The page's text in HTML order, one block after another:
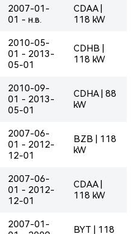
2007-01-
01 - н.в.
CDAA |
118 kW
2010-05-
01 - 2013-
05-01
CDHB |
118 kW
2010-09-
01 - 2013-
05-01
CDHA | 88
kW
2007-06-
01 - 2012-
12-01
BZB | 118
kW
2007-06-
01 - 2012-
12-01
CDAA |
118 kW
2007-01-
BYT | 118